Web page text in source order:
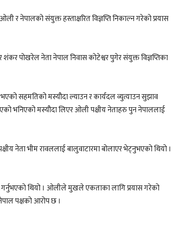
र नेपालको संयुक्त हस्ताक्षरित विज्ञप्ति निकाल्न गरेको प्रयास
पोखरेल नेता नेपाल निवास कोटेश्वर पुगेर संयुक्त विज्ञप्तिका
सहमतिको मस्यौदा ल्याउन र कार्यदल व्युत्याउन सुझाव
भनिएको मस्यौदा लिएर ओली पक्षीय नेताहरु पुन नेपाललाई
नेता भीम रावललाई बालुवाटारमा बोलाएर भेट्नुभएको थियो ।
थियो । ओलीले मुखले एकताका लागि प्रयास गरेको
पक्षको आरोप छ ।